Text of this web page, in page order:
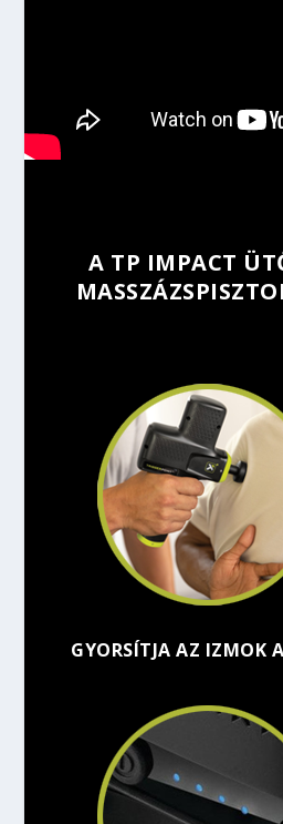
A TP IMPACT
GYORSÍTJA AZ IZMOK